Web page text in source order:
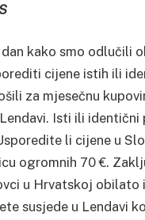
kako smo odlučili
cijene istih ili
za mjesečnu
Isti ili
li cijene u
ogromnih 70 €.
u Hrvatskoj obilato i
susjede u Lendavi